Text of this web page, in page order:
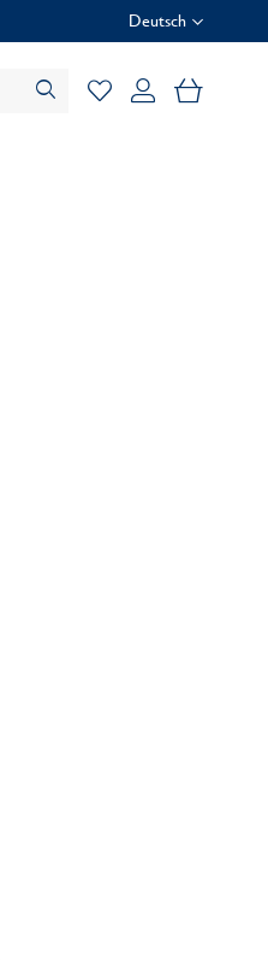
Deutsch
Mein